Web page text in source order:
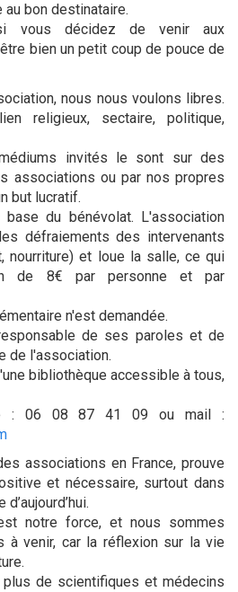
au bon destinataire.
vous décidez de venir aux
bien un petit coup de pouce de
nous nous voulons libres.
religieux, sectaire, politique,
invités le sont sur des
associations ou par nos propres
but lucratif.
du bénévolat. L'association
défraiements des intervenants
nourriture) et loue la salle, ce qui
de 8€ par personne et par
n'est demandée.
de ses paroles et de
de l'association.
bibliothèque accessible à tous,
: 06 08 87 41 09 ou mail :
associations en France, prouve
et nécessaire, surtout dans
notre force, et nous sommes
à venir, car la réflexion sur la vie
de scientifiques et médecins